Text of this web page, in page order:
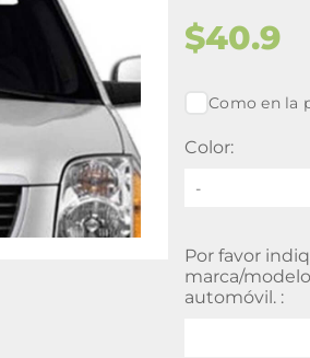
$40.9
Como en la
Color:
-
Por favor
marca/
automóvil. :